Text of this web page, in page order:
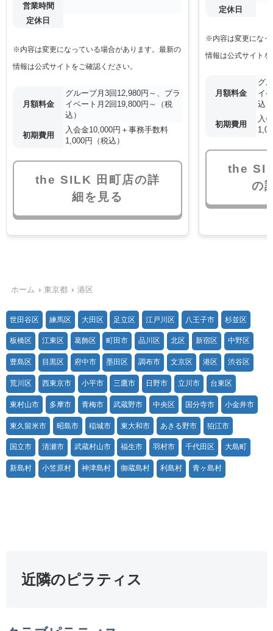
営業時間
定休日
※内容は変更になっている場合があります。最新の
情報は公式サイトをご確認ください。
月額料金
グループ月3回12,980円～、プラ
イベート月2回19,800円～（税
込）
初期費用
入会金10,000円＋事務手数料
1,000円（税込）
the SILK 田町店の詳
細を見る
定休日
※内容は変更になっ
情報は公式サイト
月額料金
グ
イ
込）
初期費用
入
the
の
ホーム 東京都 港区
世田谷区 練馬区 大田区 足立区 江戸川区 八王子市 杉並区
板橋区 江東区 葛飾区 町田市 品川区 北区 新宿区 中野区
豊島区 目黒区 府中市 墨田区 調布市 文京区 港区 渋谷区
荒川区 西東京市 小平市 三鷹市 日野市 立川市 台東区
東村山市 多摩市 青梅市 武蔵野市 中央区 国分寺市 小金井市
東久留米市 昭島市 稲城市 東大和市 あきる野市 狛江市
国立市 清瀬市 武蔵村山市 福生市 羽村市 千代田区 大島町
新島村 小笠原村 神津島村 御蔵島村 利島村 青ヶ島村
近隣のピラティス